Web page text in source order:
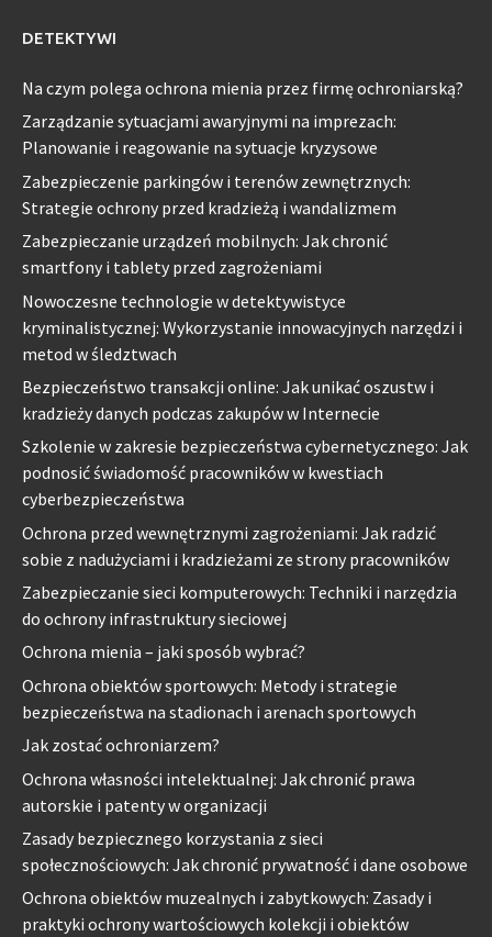
DETEKTYWI
Na czym polega ochrona mienia przez firmę ochroniarską?
Zarządzanie sytuacjami awaryjnymi na imprezach:
Planowanie i reagowanie na sytuacje kryzysowe
Zabezpieczenie parkingów i terenów zewnętrznych:
Strategie ochrony przed kradzieżą i wandalizmem
Zabezpieczanie urządzeń mobilnych: Jak chronić
smartfony i tablety przed zagrożeniami
Nowoczesne technologie w detektywistyce
kryminalistycznej: Wykorzystanie innowacyjnych narzędzi i
metod w śledztwach
Bezpieczeństwo transakcji online: Jak unikać oszustw i
kradzieży danych podczas zakupów w Internecie
Szkolenie w zakresie bezpieczeństwa cybernetycznego: Jak
podnosić świadomość pracowników w kwestiach
cyberbezpieczeństwa
Ochrona przed wewnętrznymi zagrożeniami: Jak radzić
sobie z nadużyciami i kradzieżami ze strony pracowników
Zabezpieczanie sieci komputerowych: Techniki i narzędzia
do ochrony infrastruktury sieciowej
Ochrona mienia – jaki sposób wybrać?
Ochrona obiektów sportowych: Metody i strategie
bezpieczeństwa na stadionach i arenach sportowych
Jak zostać ochroniarzem?
Ochrona własności intelektualnej: Jak chronić prawa
autorskie i patenty w organizacji
Zasady bezpiecznego korzystania z sieci
społecznościowych: Jak chronić prywatność i dane osobowe
Ochrona obiektów muzealnych i zabytkowych: Zasady i
praktyki ochrony wartościowych kolekcji i obiektów